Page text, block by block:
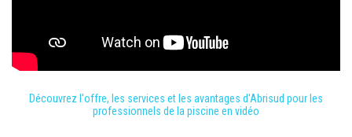
Découvrez l'offre, les services et les avantages d'Abrisud pour les
professionnels de la piscine en vidéo